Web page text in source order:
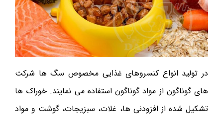
در تولید انواع کنسروهای غذایی مخصوص سگ ها شرکت
های گوناگون از مواد گوناگون استفاده می نمایند. خوراک ها
تشکیل شده از افزودنی ها، غلات، سبزیجات، گوشت و مواد